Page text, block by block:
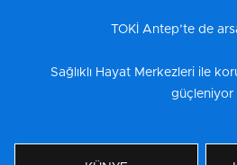
TOKİ Antep’te de
Sağlıklı Hayat Merkezleri ile
güçleniyor